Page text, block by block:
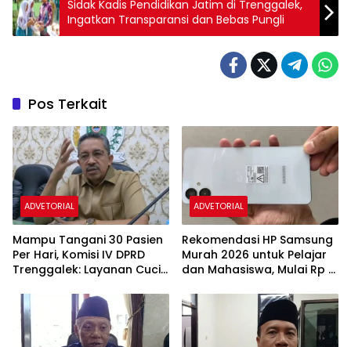
Sidak Kadis Pendidikan Jatim di Trenggalek,
Ingatkan Transparansi dan Bebas Pungli
Pos Terkait
ADVETORIAL
Mampu Tangani 30 Pasien
Per Hari, Komisi IV DPRD
Trenggalek: Layanan Cuci
Segera Beroperasi
ADVETORIAL
Rekomendasi HP Samsung
Murah 2026 untuk Pelajar
dan Mahasiswa, Mulai Rp 1